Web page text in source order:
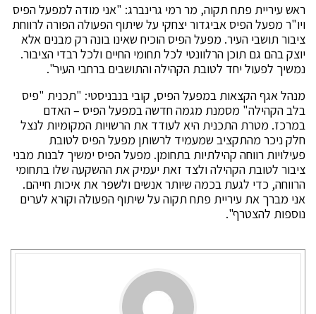
ראש עיריית פתח תקוה, מר רמי גרינברג: "אני מודה למפעל הפיס
ויו"ר מפעל הפיס אביגדור יצחקי על שיתוף הפעולה הפורה לרווחת
ציבור תושבי העיר. מפעל הפיס הוכיח שאינו בונה רק מבנים אלא
יוצק בהם גם תוכן הרלוונטי לכל תחומי החיים ולכל רבדי הציבור.
נמשיך לפעול יחד לטובת הקהילה והתושבים ברחבי העיר".
מנהל אגף הקצאות במפעל הפיס, קובי בנבניסטי: "תכנית "פיס
בלב הקהילה" מסמנת מגמה חדשה במפעל הפיס – האדם
במרכז. מטרת התכנית היא לעודד את הרשויות המקומיות לנצל
חלק ניכר מהתקציב שמעמיד לרשותן מפעל הפיס לטובת
פעילויות רווחה קהילתיות בתחומן. מפעל הפיס ימשיך לבנות מבני
ציבור לטובת הקהילה ולצד זאת יעמיק את ההשקעה שלו בתחומי
הרווחה, כדי לגעת בכמה שיותר אנשים ולשפר את איכות חייהם.
אני מברך את עיריית פתח תקוה על שיתוף הפעולה וקורא לערים
נוספות להצטרף".